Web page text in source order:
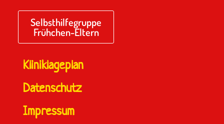
Selbsthilfegruppe
Frühchen-Eltern
Kliniklageplan
Datenschutz
Impressum